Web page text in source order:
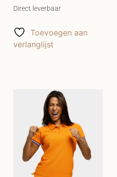
Direct leverbaar
Toevoegen aan
verlanglijst